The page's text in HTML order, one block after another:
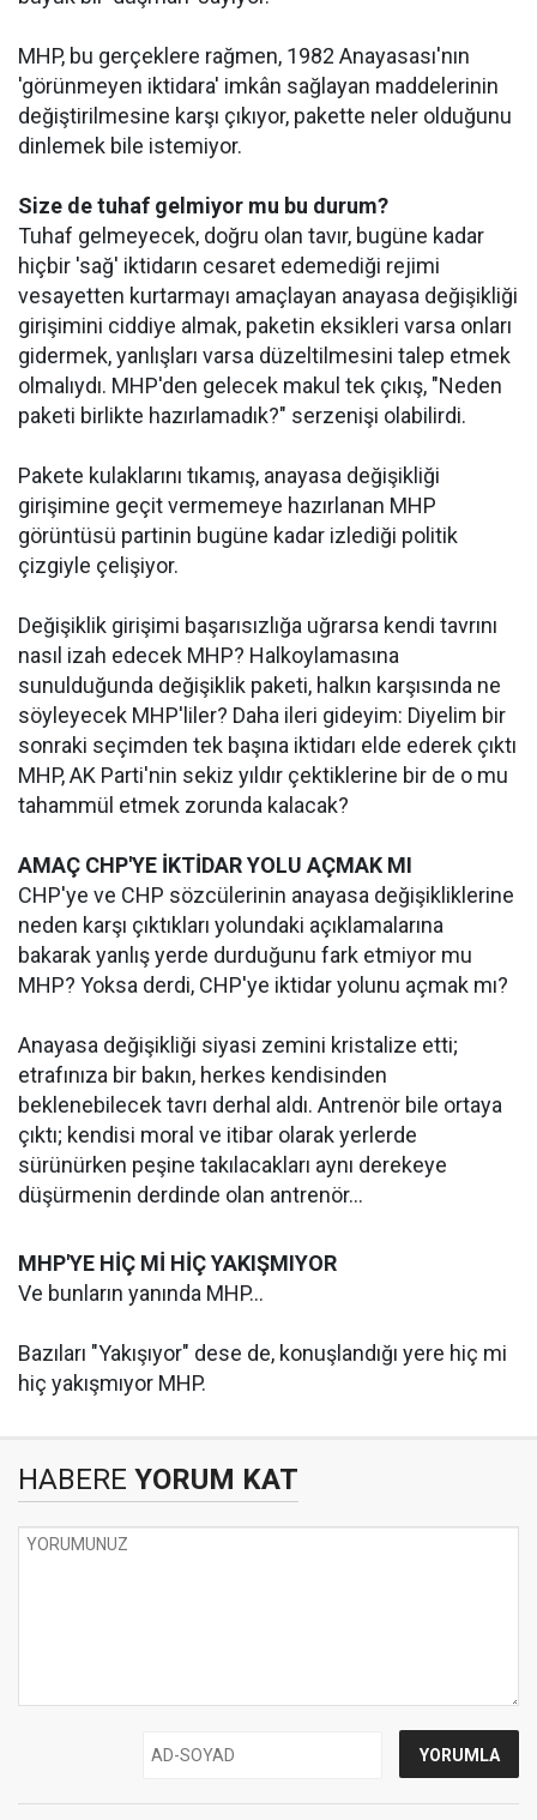
MHP, bu gerçeklere rağmen, 1982 Anayasası'nın
'görünmeyen iktidara' imkân sağlayan maddelerinin
değiştirilmesine karşı çıkıyor, pakette neler olduğunu
dinlemek bile istemiyor.
Size de tuhaf gelmiyor mu bu durum?
Tuhaf gelmeyecek, doğru olan tavır, bugüne kadar
hiçbir 'sağ' iktidarın cesaret edemediği rejimi
vesayetten kurtarmayı amaçlayan anayasa değişikliği
girişimini ciddiye almak, paketin eksikleri varsa onları
gidermek, yanlışları varsa düzeltilmesini talep etmek
olmalıydı. MHP'den gelecek makul tek çıkış, "Neden
paketi birlikte hazırlamadık?" serzenişi olabilirdi.
Pakete kulaklarını tıkamış, anayasa değişikliği
girişimine geçit vermemeye hazırlanan MHP
görüntüsü partinin bugüne kadar izlediği politik
çizgiyle çelişiyor.
Değişiklik girişimi başarısızlığa uğrarsa kendi tavrını
nasıl izah edecek MHP? Halkoylamasına
sunulduğunda değişiklik paketi, halkın karşısında ne
söyleyecek MHP'liler? Daha ileri gideyim: Diyelim bir
sonraki seçimden tek başına iktidarı elde ederek çıktı
MHP, AK Parti'nin sekiz yıldır çektiklerine bir de o mu
tahammül etmek zorunda kalacak?
AMAÇ CHP'YE İKTİDAR YOLU AÇMAK MI
CHP'ye ve CHP sözcülerinin anayasa değişikliklerine
neden karşı çıktıkları yolundaki açıklamalarına
bakarak yanlış yerde durduğunu fark etmiyor mu
MHP? Yoksa derdi, CHP'ye iktidar yolunu açmak mı?
Anayasa değişikliği siyasi zemini kristalize etti;
etrafınıza bir bakın, herkes kendisinden
beklenebilecek tavrı derhal aldı. Antrenör bile ortaya
çıktı; kendisi moral ve itibar olarak yerlerde
sürünürken peşine takılacakları aynı derekeye
düşürmenin derdinde olan antrenör...
MHP'YE HİÇ Mİ HİÇ YAKIŞMIYOR
Ve bunların yanında MHP...
Bazıları "Yakışıyor" dese de, konuşlandığı yere hiç mi
hiç yakışmıyor MHP.
HABERE YORUM KAT